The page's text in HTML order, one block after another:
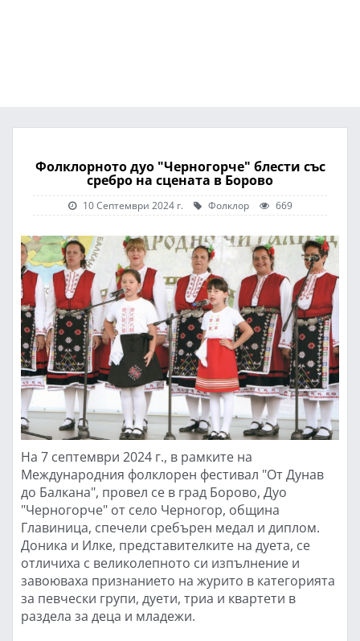
Фолклорното дуо "Черногорче" блести със
сребро на сцената в Борово
10 Септември 2024 г. Фолклор 669
На 7 септември 2024 г., в рамките на
Международния фолклорен фестивал "От Дунав
до Балкана", провел се в град Борово, Дуо
"Черногорче" от село Черногор, община
Главиница, спечели сребърен медал и диплом.
Доника и Илке, представителките на дуета, се
отличиха с великолепното си изпълнение и
завоюваха признанието на журито в категорията
за певчески групи, дуети, триа и квартети в
раздела за деца и младежи.